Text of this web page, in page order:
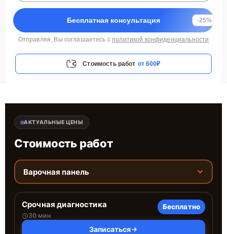
Бесплатная консультация -25%
Отправляя, Вы соглашаетесь с политикой конфиденциальности
Стоимость работ от 600₽
АКТУАЛЬНЫЕ ЦЕНЫ
Стоимость работ
Варочная панель
Срочная диагностика
30 мин
Бесплатно
Записаться